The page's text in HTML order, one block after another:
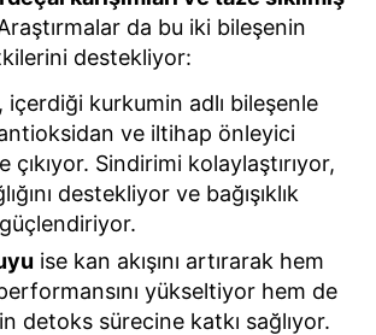
da bu iki bileşenin
destekliyor:
, içerdiği kurkumin adlı bileşenle
ve iltihap önleyici
çıkıyor. Sindirimi kolaylaştırıyor,
destekliyor ve bağışıklık
ise kan akışını artırarak hem
yükseltiyor hem de
detoks sürecine katkı sağlıyor.